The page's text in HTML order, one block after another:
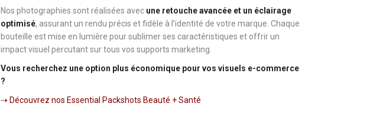
Nos photographies sont réalisées avec une retouche avancée et un éclairage
optimisé, assurant un rendu précis et fidèle à l’identité de votre marque. Chaque
bouteille est mise en lumière pour sublimer ses caractéristiques et offrir un
impact visuel percutant sur tous vos supports marketing.
Vous recherchez une option plus économique pour vos visuels e-commerce
?
⇢ Découvrez nos Essential Packshots Beauté + Santé